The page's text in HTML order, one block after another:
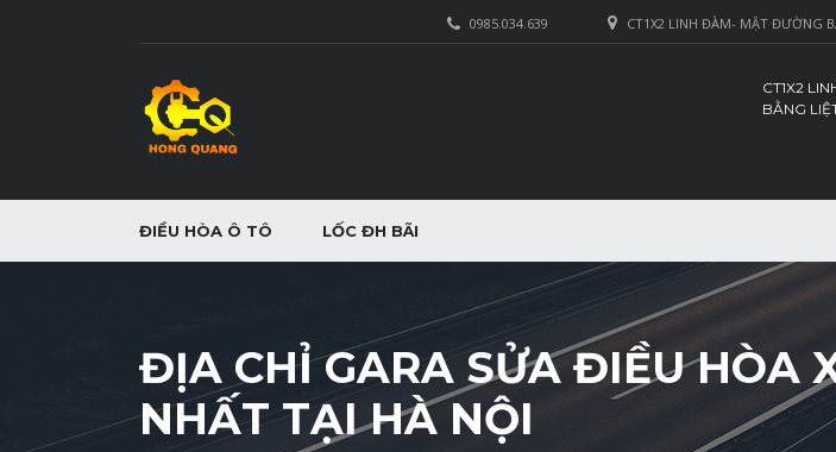
CT1X2 LINH ĐÀM- MẶT ĐƯỜNG
0985.034.639
CT1X2
BẰNG
ĐIỀU HÒA Ô TÔ LỐC ĐH BÃI
ĐỊA CHỈ GARA SỬA ĐIỀU HÒA
NHẤT TẠI HÀ NỘI